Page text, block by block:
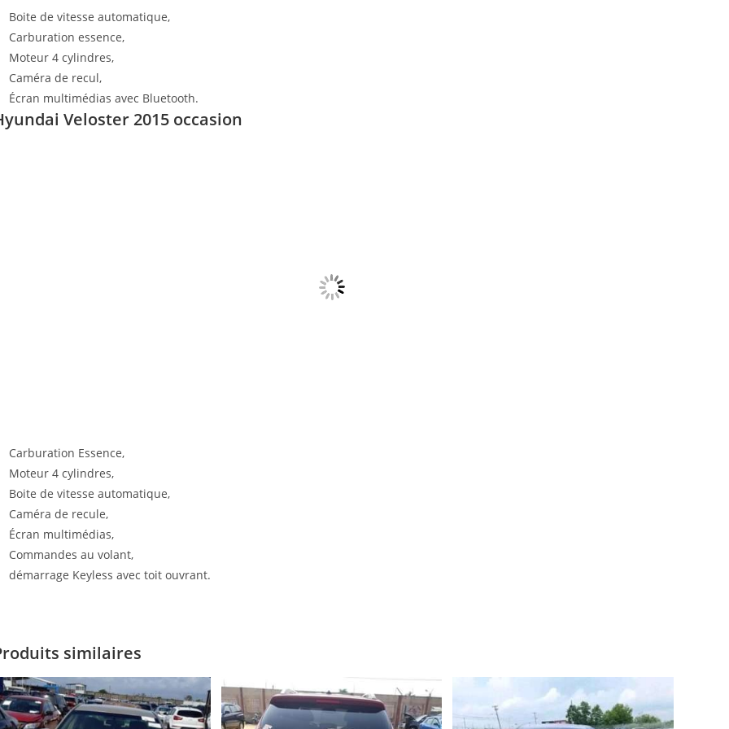
Boite de vitesse automatique,
Carburation essence,
Moteur 4 cylindres,
Caméra de recul,
Écran multimédias avec Bluetooth.
Veloster 2015 occasion
Carburation Essence,
Moteur 4 cylindres,
Boite de vitesse automatique,
Caméra de recule,
Écran multimédias,
Commandes au volant,
démarrage Keyless avec toit ouvrant.
similaires